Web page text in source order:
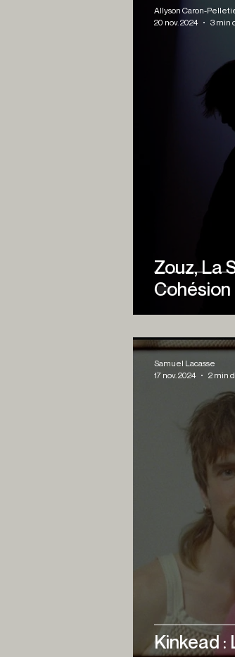
Zouz, La
Allyson Caron-
20 nov. 2024
3 min
Kinkead :
Samuel Lacasse
17 nov. 2024
2 min